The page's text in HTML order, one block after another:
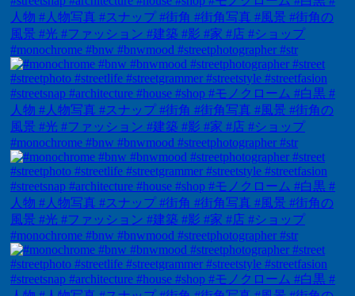
#monochrome #bnw #bnwmood #streetphotographer #str
#monochrome #bnw #bnwmood #streetphotographer #str
#monochrome #bnw #bnwmood #streetphotographer #str